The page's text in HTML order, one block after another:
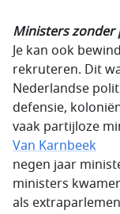
Ministers
Je kan ook
rekruteren. Dit
Nederlandse
defensie,
vaak partijloze
Van Karnbeek
negen jaar
ministers
als